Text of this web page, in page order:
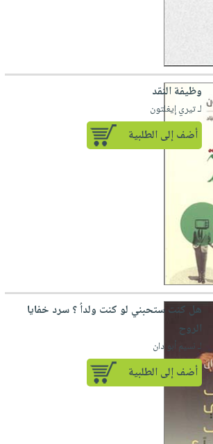
وظيفة النقد
لـ تيري إيغلتون
أضف إلى الطلبية
هل كنت ستحبني لو كنت ولداُ ؟ سرد خفايا
الروح
لـ نسيم أبو دان
أضف إلى الطلبية